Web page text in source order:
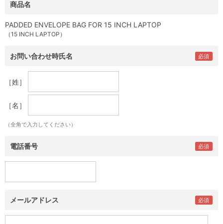
商品名
PADDED ENVELOPE BAG FOR 15 INCH LAPTOP
（15 INCH LAPTOP）
お問い合わせ時氏名
［姓］
［名］
（全角で入力してください）
電話番号
メールアドレス